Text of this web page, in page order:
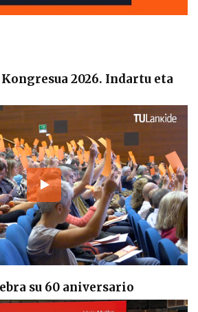
Kongresua 2026. Indartu eta
su 60 aniversario